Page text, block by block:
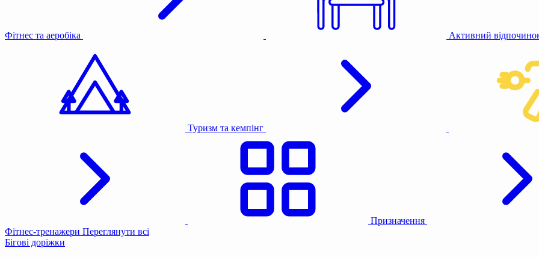
Фітнес та аеробіка Активний
Туризм та кемпінг
Призначення
Фітнес-тренажери Переглянути всі
Бігові доріжки